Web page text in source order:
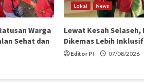
Warga
Sehat dan
Lokal News
Lewat Kesah Selaseh,
Dikemas Lebih
Editor PI 07/08/2026